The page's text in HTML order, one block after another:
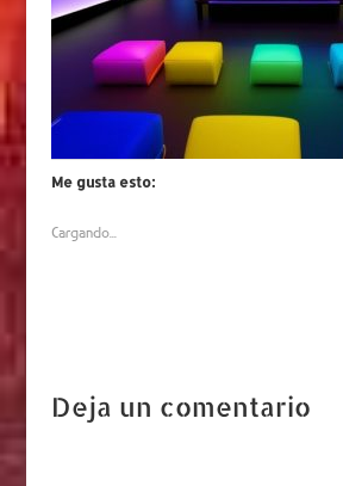
Me gusta esto:
Cargando...
Deja un comentario